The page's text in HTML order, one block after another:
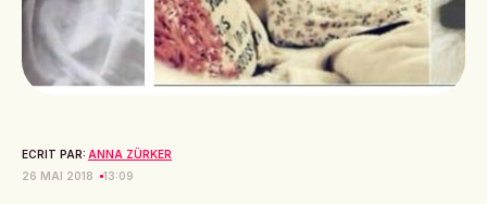
ECRIT PAR: ANNA ZÜRKER
26 MAI 2018
13:09